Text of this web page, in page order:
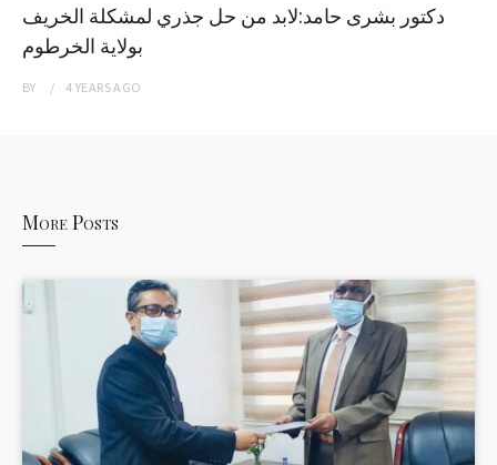
دكتور بشرى حامد:لابد من حل جذري لمشكلة الخريف
بولاية الخرطوم
BY 4 YEARSAGO
More Posts